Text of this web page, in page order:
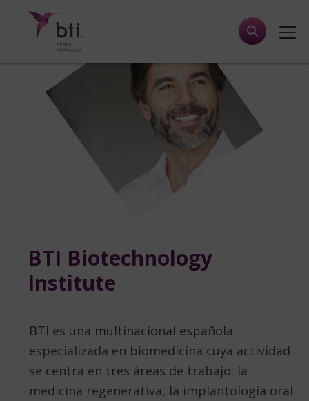
BTI Biotechnology
Institute
BTI es una multinacional española
especializada en biomedicina cuya actividad
se centra en tres áreas de trabajo: la
medicina regenerativa, la implantología oral